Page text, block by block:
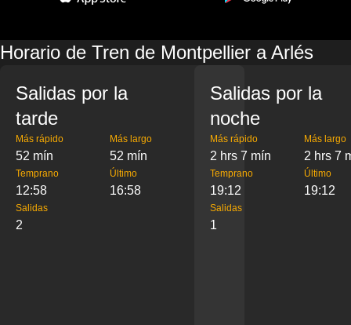
Horario de Tren de Montpellier a Arlés
Salidas por la
tarde
Más rápido
52 mín
Más largo
52 mín
Temprano
12:58
Último
16:58
Salidas
2
Salidas por la
noche
Más rápido
2 hrs 7 mín
Más largo
2 hrs 7
Temprano
19:12
Último
19:12
Salidas
1